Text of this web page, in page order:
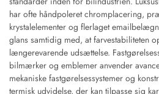
har ofte håndpoleret chromplacering,
krystalelementer og flerlaget
glans samtidig med, at farvestabiliteten
længerevarende udsættelse.
bilmærker og emblemer anvender
mekaniske fastgørelsessystemer og
termisk udvidelse, der kan tilpasse sig